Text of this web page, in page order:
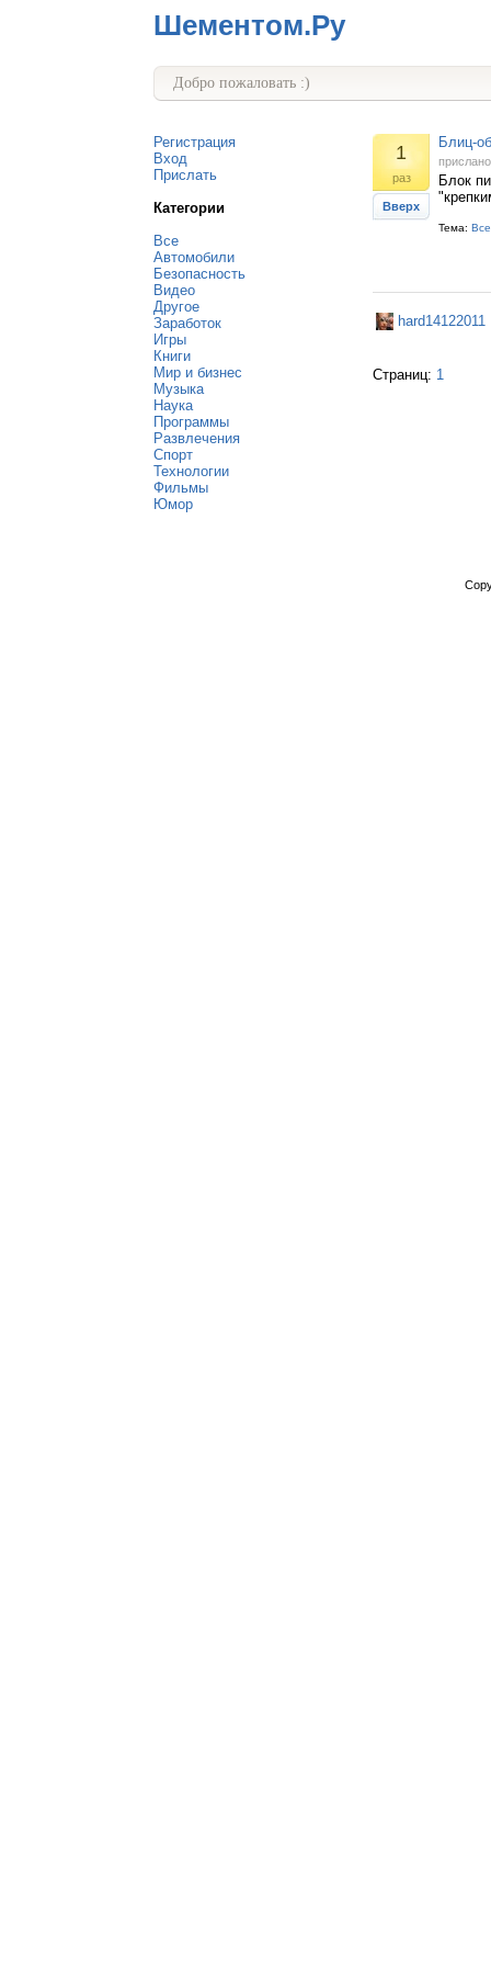
Шементом.Ру
Добро пожаловать :)
Регистрация
Вход
Прислать
Категории
Все
Автомобили
Безопасность
Видео
Другое
Заработок
Игры
Книги
Мир и бизнес
Музыка
Наука
Программы
Развлечения
Спорт
Технологии
Фильмы
Юмор
1
раз
Вверх
Блиц-
Блок
Тема: Все
hard14122011
Страниц: 1